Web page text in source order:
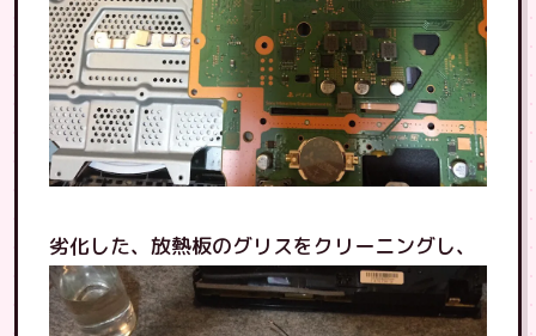
劣化した、放熱板のグリスをクリーニングし、